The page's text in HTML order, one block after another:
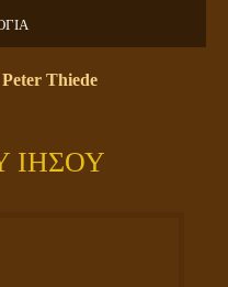
Peter Thiede
ΙΗΣΟΥ